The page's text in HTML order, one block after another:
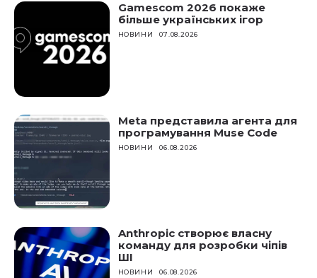
Gamescom 2026 покаже
більше українських ігор
НОВИНИ 07.08.2026
Meta представила агента для
програмування Muse Code
НОВИНИ 06.08.2026
Anthropic створює власну
команду для розробки чіпів
ШІ
НОВИНИ 06.08.2026